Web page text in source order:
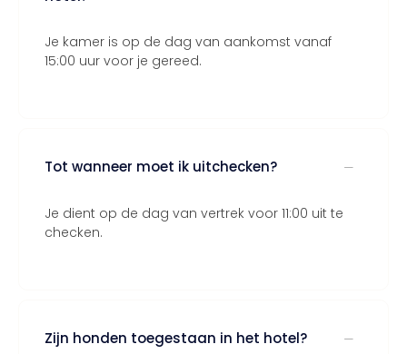
Je kamer is op de dag van aankomst vanaf
15:00 uur voor je gereed.
Tot wanneer moet ik uitchecken?
Je dient op de dag van vertrek voor 11:00 uit te
checken.
Zijn honden toegestaan in het hotel?